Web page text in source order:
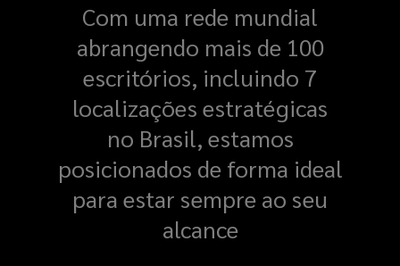
Com uma rede mundial
abrangendo mais de 100
escritórios, incluindo 7
localizações estratégicas
no Brasil, estamos
posicionados de forma ideal
para estar sempre ao seu
alcance